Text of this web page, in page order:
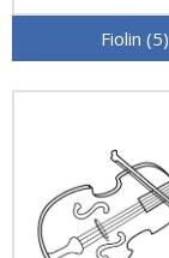
Fiolin (5)